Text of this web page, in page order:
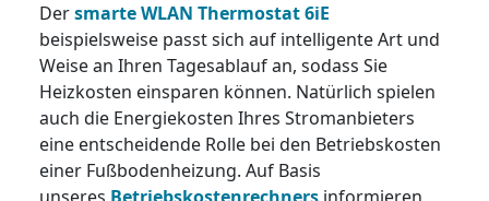
Dersmarte WLAN Thermostat 6iE
beispielsweise passt sich auf intelligente Art und
Weise an Ihren Tagesablauf an, sodass Sie
Heizkosten einsparen können. Natürlich spielen
auch die Energiekosten Ihres Stromanbieters
eine entscheidende Rolle bei den Betriebskosten
einer Fußbodenheizung. Auf Basis